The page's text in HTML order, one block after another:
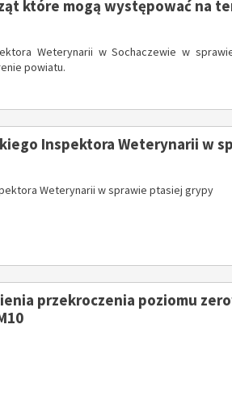
o Iłowie
Ekonomiczna
które mogą występować na
Weterynarii w Sochaczewie w
powiatu.
Inspektora Weterynarii w
Weterynarii w sprawie ptasiej grypy
przekroczenia poziomu